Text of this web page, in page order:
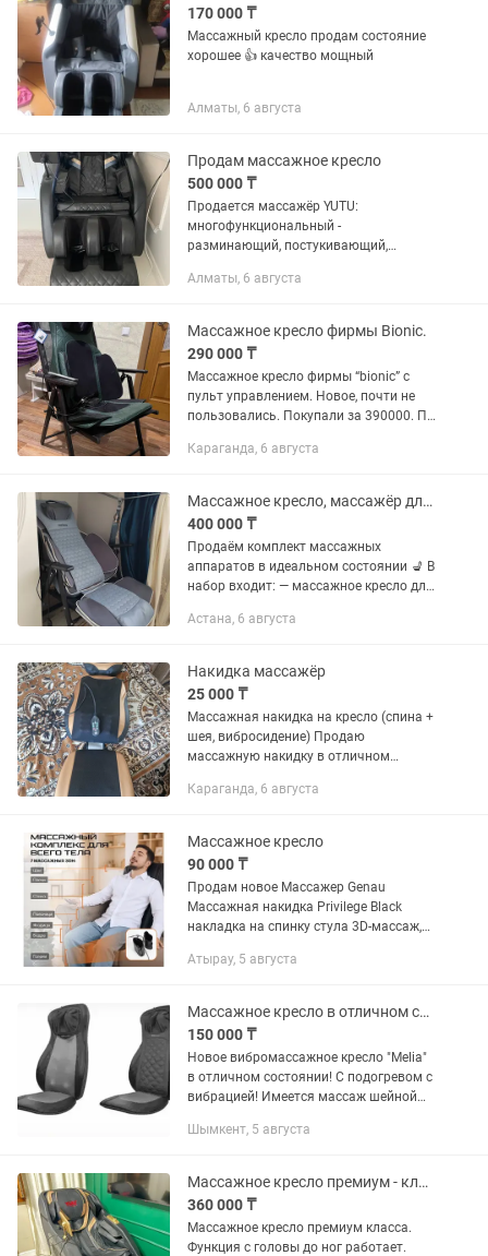
170 000 ₸
Массажный кресло продам состояние
хорошее 👍 качество мощный
Алматы, 6 августа
Продам массажное кресло
500 000 ₸
Продается массажёр YUTU:
многофункциональный -
разминающий, постукивающий,
спина, руки, поясница, ноги). Очень
Алматы, 6 августа
Массажное кресло фирмы Bionic.
290 000 ₸
Массажное кресло фирмы “bionic” с
пульт управлением. Новое, почти не
пользовались. Покупали за 390000. По
уместен.
Караганда, 6 августа
Массажное кресло, массажёр для ног и коленей почти новые
400 000 ₸
Продаём комплект массажных
аппаратов в идеальном состоянии 💺 В
набор входит: — массажное кресло для
массажёр для коленей Состояние
Астана, 6 августа
Накидка массажёр
25 000 ₸
Массажная накидка на кресло (спина +
шея, вибросидение) Продаю
массажную накидку в отличном
работает как должно. Использовалась
на...
Караганда, 6 августа
Массажное кресло
90 000 ₸
Продам новое Массажер Genau
Массажная накидка Privilege Black
накладка на спинку стула 3D-массаж,
воздушно-компрессионный
Атырау, 5 августа
Массажное кресло в отличном состоянии
150 000 ₸
Новое вибромассажное кресло "Melia"
в отличном состоянии! С подогревом с
вибрацией! Имеется массаж шейной
Массаж поясницы! Массаж
Шымкент, 5 августа
Массажное кресло премиум - класса
360 000 ₸
Массажное кресло премиум класса.
Функция с головы до ног работает.